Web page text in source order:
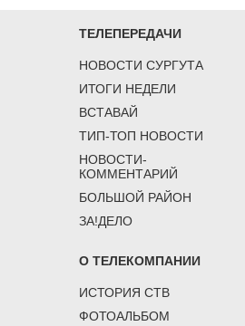
ТЕЛЕПЕРЕДАЧИ
НОВОСТИ СУРГУТА
ИТОГИ НЕДЕЛИ
ВСТАВАЙ
ТИП-ТОП НОВОСТИ
НОВОСТИ-
КОММЕНТАРИЙ
БОЛЬШОЙ РАЙОН
ЗА!ДЕЛО
О ТЕЛЕКОМПАНИИ
ИСТОРИЯ СТВ
ФОТОАЛЬБОМ